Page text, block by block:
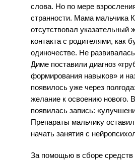
слова. Но по мере
странности. Мама мальчика
отсутствовал указательный
контакта с родителями, как
одиночестве. Не
Диме поставили диагноз
формирования навыков» и
появилось уже через
желание к освоению нового.
появилась запись:
Препараты мальчику
начать занятия с
За помощью в сборе средств